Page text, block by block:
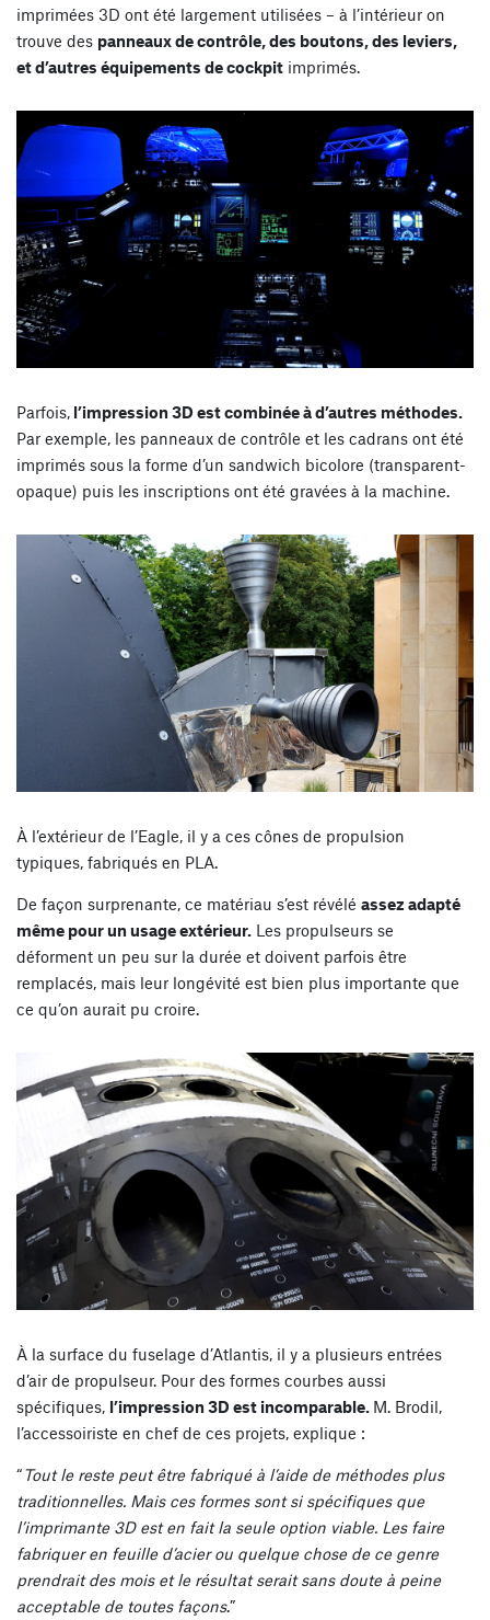
imprimées 3D ont été largement utilisées – à l’intérieur on
trouve des panneaux de contrôle, des boutons, des leviers,
et d’autres équipements de cockpit imprimés.
Parfois, l’impression 3D est combinée à d’autres méthodes.
Par exemple, les panneaux de contrôle et les cadrans ont été
imprimés sous la forme d’un sandwich bicolore (transparent-
opaque) puis les inscriptions ont été gravées à la machine.
À l’extérieur de l’Eagle, il y a ces cônes de propulsion
typiques, fabriqués en PLA.
De façon surprenante, ce matériau s’est révélé assez adapté
même pour un usage extérieur. Les propulseurs se
déforment un peu sur la durée et doivent parfois être
remplacés, mais leur longévité est bien plus importante que
ce qu’on aurait pu croire.
À la surface du fuselage d’Atlantis, il y a plusieurs entrées
d’air de propulseur. Pour des formes courbes aussi
spécifiques, l’impression 3D est incomparable. M. Brodil,
l’accessoiriste en chef de ces projets, explique :
“Tout le reste peut être fabriqué à l’aide de méthodes plus
traditionnelles. Mais ces formes sont si spécifiques que
l’imprimante 3D est en fait la seule option viable. Les faire
fabriquer en feuille d’acier ou quelque chose de ce genre
prendrait des mois et le résultat serait sans doute à peine
acceptable de toutes façons.”